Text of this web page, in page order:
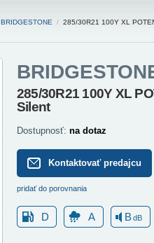
BRIDGESTONE / 285/30R21 100Y XL
285/30R21 100Y XL
Silent
Dostupnosť: na dotaz
Kontaktovať predajcu
pridať do porovnania
D A BdB